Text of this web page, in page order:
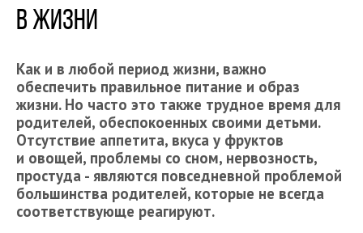
В ЖИЗНИ
Как и в любой период жизни, важно
обеспечить правильное питание и образ
жизни. Но часто это также трудное время для
родителей, обеспокоенных своими детьми.
Отсутствие аппетита, вкуса у фруктов
и овощей, проблемы со сном, нервозность,
простуда - являются повседневной проблемой
большинства родителей, которые не всегда
соответствующе реагируют.